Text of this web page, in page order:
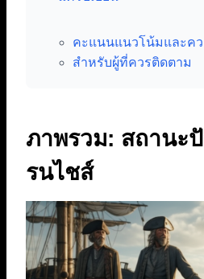
คะแนนแนวโน้มและค
สำหรับผู้ที่ควรติดตาม
ภาพรวม: สถานะ
รนไชส์